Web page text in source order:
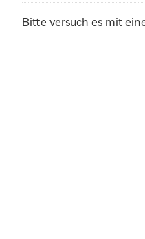
Bitte versuch es mit